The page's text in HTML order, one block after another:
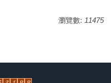
瀏覽數: 11475